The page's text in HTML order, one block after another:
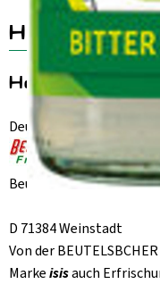
Herkunft
Hersteller: isis
Deutschland
Beutelsbacher
D 71384 Weinstadt
Von der
Markeisisauch